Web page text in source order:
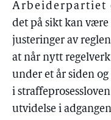
Arbeiderpartiet
det på sikt kan
justeringer av
at når nytt
under et år siden
i
utvidelse i